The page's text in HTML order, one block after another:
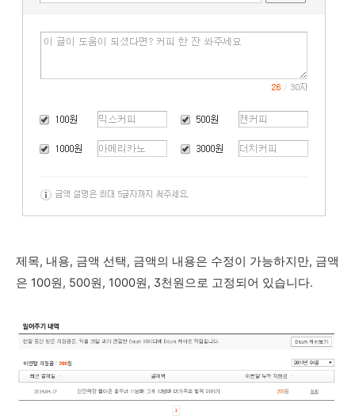
제목, 내용, 금액 선택, 금액의 내용은 수정이 가능하지만, 금액
은 100원, 500원, 1000원, 3천원으로 고정되어 있습니다.